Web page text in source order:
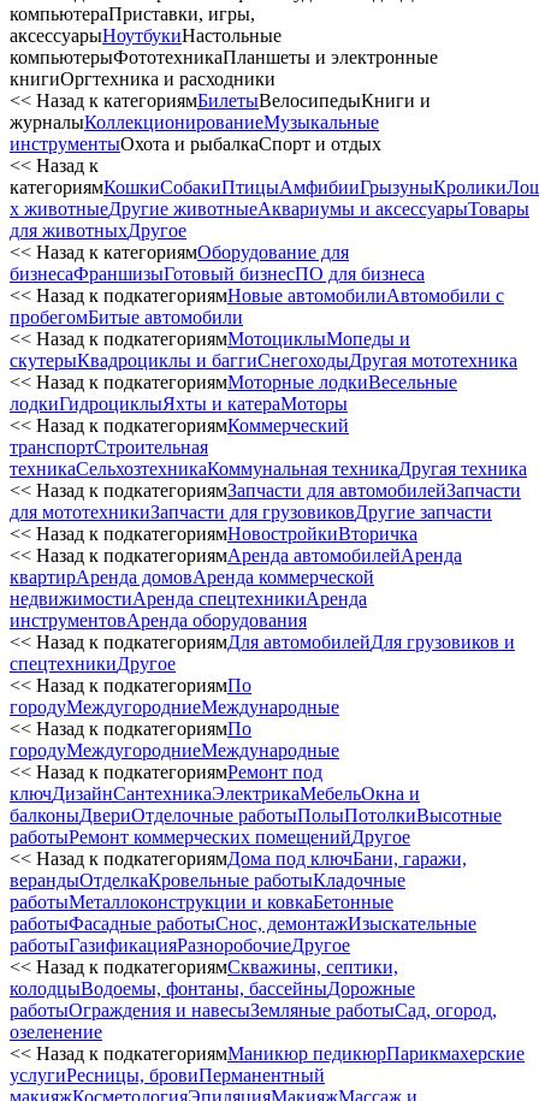
компьютераПриставки, игры,
аксессуарыНоутбукиНастольные
компьютерыФототехникаПланшеты и электронные
книгиОргтехника и расходники
<< Назад к категориямБилетыВелосипедыКниги и
журналыКоллекционированиеМузыкальные
инструментыОхота и рыбалкаСпорт и отдых
<< Назад к
категориямКошкиСобакиПтицыАмфибииГрызуныКролики
х животныеДругие животныеАквариумы и аксессуарыТовары
для животныхДругое
<< Назад к категориямОборудование для
бизнесаФраншизыГотовый бизнесПО для бизнеса
<< Назад к подкатегориямНовые автомобилиАвтомобили с
пробегомБитые автомобили
<< Назад к подкатегориямМотоциклыМопеды и
скутерыКвадроциклы и баггиСнегоходыДругая мототехника
<< Назад к подкатегориямМоторные лодкиВесельные
лодкиГидроциклыЯхты и катераМоторы
<< Назад к подкатегориямКоммерческий
транспортСтроительная
техникаСельхозтехникаКоммунальная техникаДругая техника
<< Назад к подкатегориямЗапчасти для автомобилейЗапчасти
для мототехникиЗапчасти для грузовиковДругие запчасти
<< Назад к подкатегориямНовостройкиВторичка
<< Назад к подкатегориямАренда автомобилейАренда
квартирАренда домовАренда коммерческой
недвижимостиАренда спецтехникиАренда
инструментовАренда оборудования
<< Назад к подкатегориямДля автомобилейДля грузовиков и
спецтехникиДругое
<< Назад к подкатегориямПо
городуМеждугородниеМеждународные
<< Назад к подкатегориямПо
городуМеждугородниеМеждународные
<< Назад к подкатегориямРемонт под
ключДизайнСантехникаЭлектрикаМебельОкна и
балконыДвериОтделочные работыПолыПотолкиВысотные
работыРемонт коммерческих помещенийДругое
<< Назад к подкатегориямДома под ключБани, гаражи,
верандыОтделкаКровельные работыКладочные
работыМеталлоконструкции и ковкаБетонные
работыФасадные работыСнос, демонтажИзыскательные
работыГазификацияРазноробочиеДругое
<< Назад к подкатегориямСкважины, септики,
колодцыВодоемы, фонтаны, бассейныДорожные
работыОграждения и навесыЗемляные работыСад, огород,
озеленение
<< Назад к подкатегориямМаникюр педикюрПарикмахерские
услугиРесницы, бровиПерманентный
макияжКосметологияЭпиляцияМакияжМассаж и